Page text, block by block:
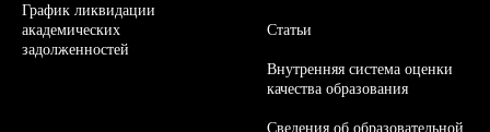
График ликвидации
академических
задолженностей
Статьи
Внутренняя система оценки
качества образования
Сведения об образовательной